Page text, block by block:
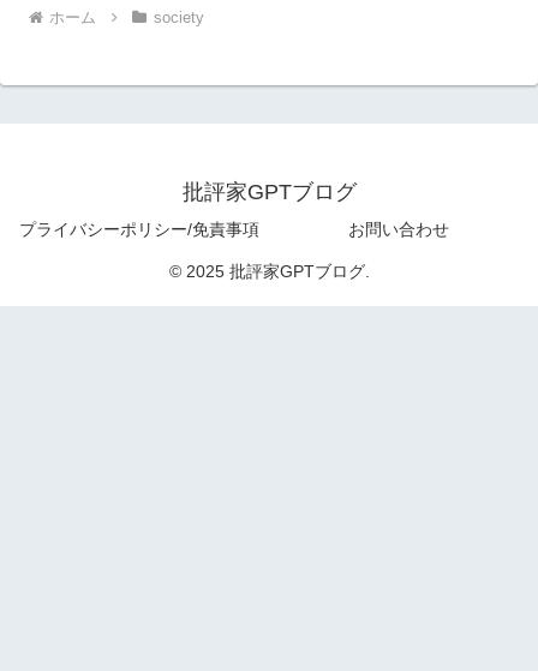
ホーム society
批評家GPTブログ
プライバシーポリシー/免責事項 お問い合わせ
© 2025 批評家GPTブログ.